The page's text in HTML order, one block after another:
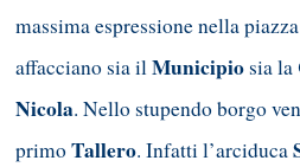
massima espressione nella
affacciano sia ilMunicipiosia la
Nicola. Nello stupendo borgo
primoTallero. Infatti l’arciduca